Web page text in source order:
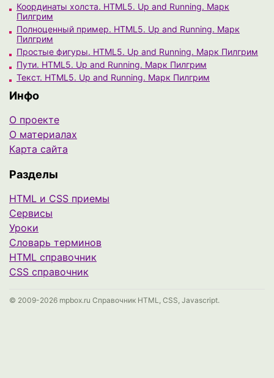
Координаты холста. HTML5. Up and Running. Марк
Пилгрим
Полноценный пример. HTML5. Up and Running. Марк
Пилгрим
Простые фигуры. HTML5. Up and Running. Марк Пилгрим
Пути. HTML5. Up and Running. Марк Пилгрим
Текст. HTML5. Up and Running. Марк Пилгрим
Инфо
О проекте
О материалах
Карта сайта
Разделы
HTML и CSS приемы
Сервисы
Уроки
Cловарь терминов
HTML справочник
CSS справочник
© 2009-2026 mpbox.ru Справочник HTML, CSS, Javascript.